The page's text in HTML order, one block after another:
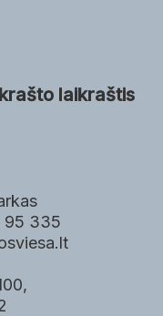
laikraštis
95 335